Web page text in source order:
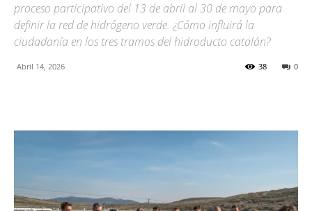
proceso participativo del 13 de abril al 30 de mayo para
definir la red de hidrógeno verde. ¿Cómo influirá la
ciudadanía en los tres tramos del hidroducto catalán?
Abril 14, 2026 0
38